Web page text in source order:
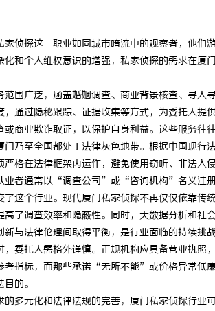
家侦探这一职业如同城市暗流中的观察者，他
化和个人维权意识的增强，私家侦探的需求在
范围广泛，涵盖婚姻调查、商业背景核查、寻
，通过隐秘跟踪、证据收集等方式，为委托人
或商业欺诈取证，以保护自身利益。这些服务往
门乃至全国都处于法律灰色地带。根据中国现
严格在法律框架内运作，避免使用窃听、非法
业者通常以“调查公司”或“咨询机构”名义注
了这个行业。现代厦门私家侦探不再仅仅依靠
高了调查效率和隐蔽性。同时，大数据分析和
新与法律伦理间取得平衡，是行业面临的持续挑
，委托人需格外谨慎。正规机构应具备营业执
考指标，而那些承诺“无所不能”或价格异常低
的。
的多元化和法律法规的完善，厦门私家侦探行